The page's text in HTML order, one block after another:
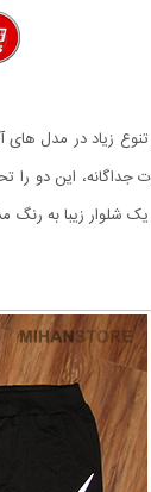
زیاد در مدل
این دو